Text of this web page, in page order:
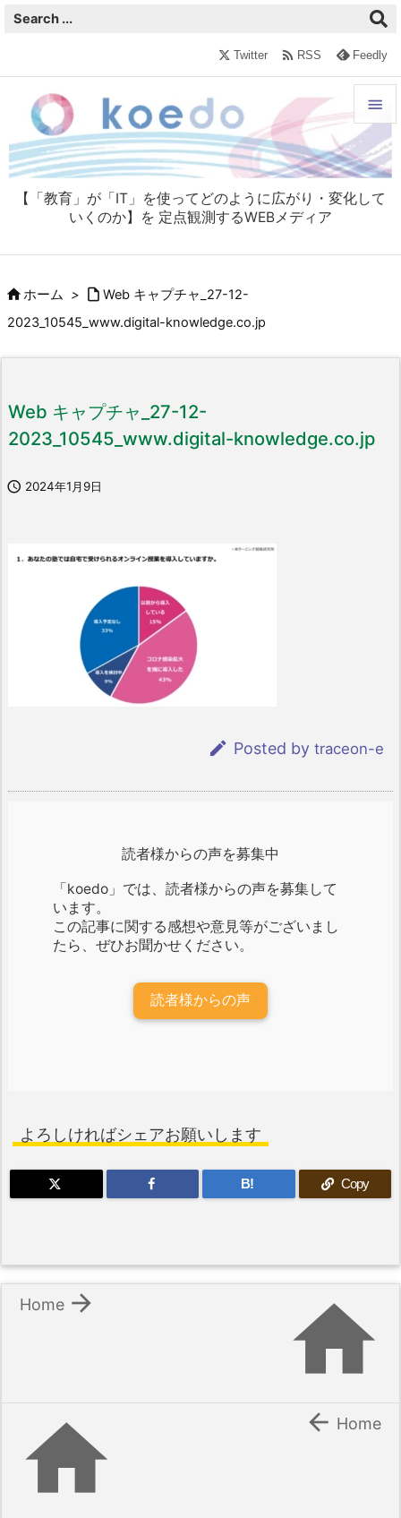
【「教育」が「IT」を使ってどのように広がり・変化して
いくのか】を 定点観測するWEBメディア


メニュ

検索
Twitter  RSS Feedly
ホーム >  Web キャプチャ_27-12-
2023_10545_www.digital-knowledge.co.jp
Web キャプチャ_27-12-
2023_10545_www.digital-knowledge.co.jp
 2024年1月9日
 Posted by traceon-e
読者様からの声を募集中
「koedo」では、読者様からの声を募集して
います。
この記事に関する感想や意見等がございまし
たら、ぜひお聞かせください。
読者様からの声
よろしければシェアお願いします
B! Copy


Home
  Home